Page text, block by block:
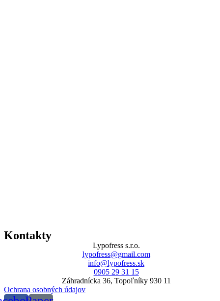
Kontakty
Lypofress s.r.o.
lypofress@gmail.com
info@lypofress.sk
0905 29 31 15
Záhradnícka 36, Topoľníky 930 11
Ochrana osobných údajov